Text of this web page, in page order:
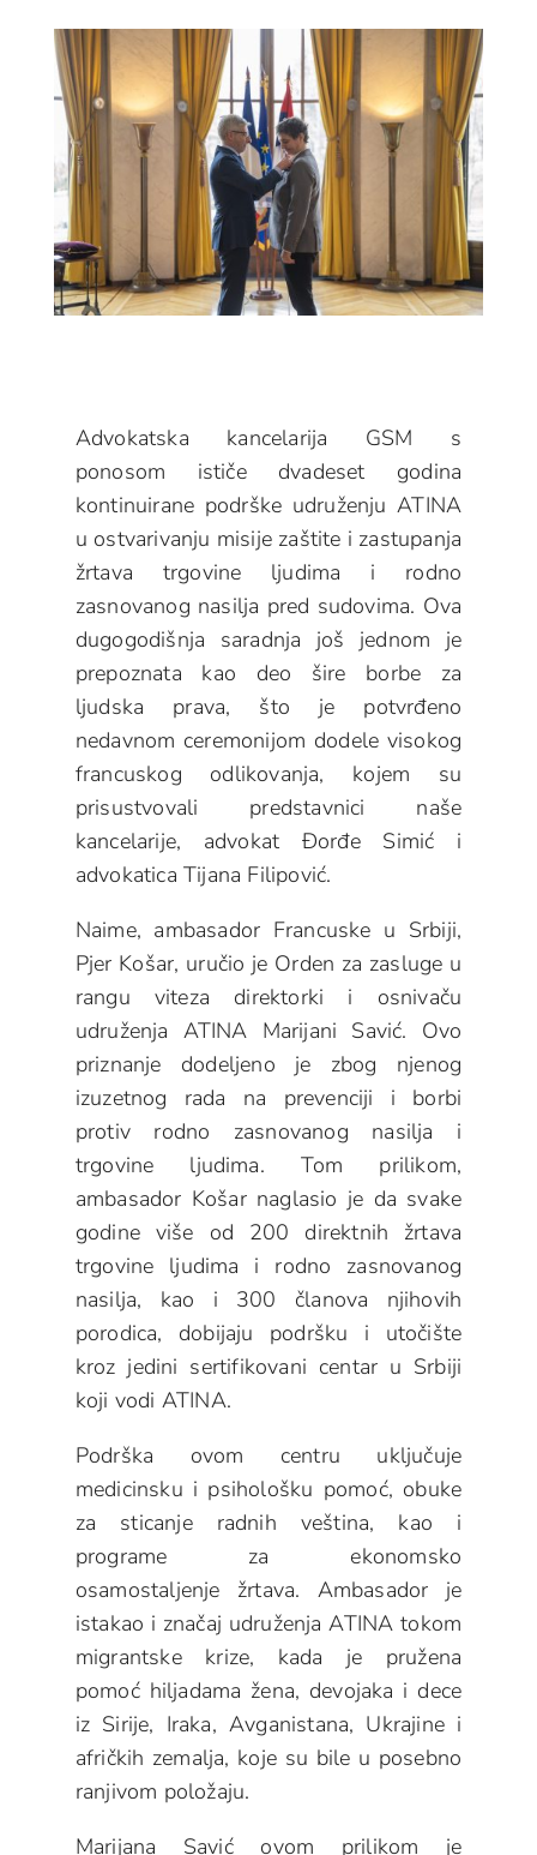
Advokatska kancelarija GSM s
ponosom ističe dvadeset godina
kontinuirane podrške udruženju ATINA
u ostvarivanju misije zaštite i zastupanja
žrtava trgovine ljudima i rodno
zasnovanog nasilja pred sudovima. Ova
dugogodišnja saradnja još jednom je
prepoznata kao deo šire borbe za
ljudska prava, što je potvrđeno
nedavnom ceremonijom dodele visokog
francuskog odlikovanja, kojem su
prisustvovali predstavnici naše
kancelarije, advokat Đorđe Simić i
advokatica Tijana Filipović.
Naime, ambasador Francuske u Srbiji,
Pjer Košar, uručio je Orden za zasluge u
rangu viteza direktorki i osnivaču
udruženja ATINA Marijani Savić. Ovo
priznanje dodeljeno je zbog njenog
izuzetnog rada na prevenciji i borbi
protiv rodno zasnovanog nasilja i
trgovine ljudima. Tom prilikom,
ambasador Košar naglasio je da svake
godine više od 200 direktnih žrtava
trgovine ljudima i rodno zasnovanog
nasilja, kao i 300 članova njihovih
porodica, dobijaju podršku i utočište
kroz jedini sertifikovani centar u Srbiji
koji vodi ATINA.
Podrška ovom centru uključuje
medicinsku i psihološku pomoć, obuke
za sticanje radnih veština, kao i
programe za ekonomsko
osamostaljenje žrtava. Ambasador je
istakao i značaj udruženja ATINA tokom
migrantske krize, kada je pružena
pomoć hiljadama žena, devojaka i dece
iz Sirije, Iraka, Avganistana, Ukrajine i
afričkih zemalja, koje su bile u posebno
ranjivom položaju.
Marijana Savić ovom prilikom je